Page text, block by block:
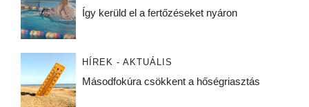
Így kerüld el a fertőzéseket nyáron
HÍREK - AKTUÁLIS
Másodfokúra csökkent a hőségriasztás